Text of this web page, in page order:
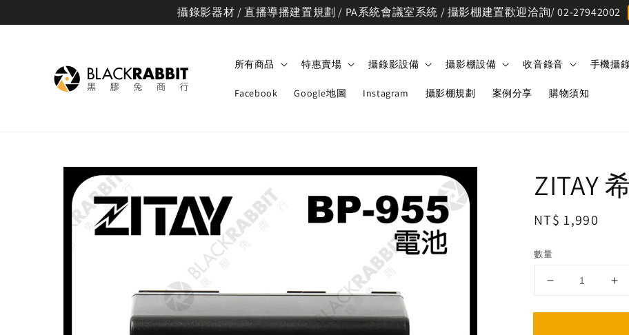
攝錄影器材 / 直播導播建置規劃 / PA系統會議室系統 / 攝影棚建置歡迎洽詢/ 02-27942002
所有商品 特惠賣場 攝錄影設備 攝影棚設備 收音錄音 手機攝
Facebook Google地圖 Instagram 攝影棚規劃 案例分享 購物須知
ZITAY
Regular
NT$ 1,990
數量